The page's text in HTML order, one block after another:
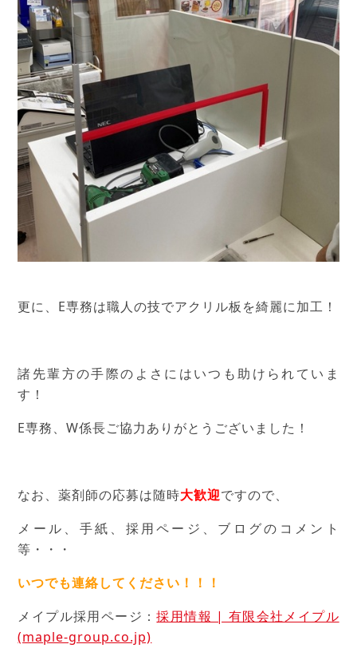
更に、E専務は職人の技でアクリル板を綺麗に加工！
諸先輩方の手際のよさにはいつも助けられていま
す！
E専務、W係長ご協力ありがとうございました！
なお、薬剤師の応募は随時大歓迎ですので、
メール、手紙、採用ページ、ブログのコメント
等・・・
いつでも連絡してください！！！
メイプル採用ページ：採用情報 | 有限会社メイプル
(maple-group.co.jp)